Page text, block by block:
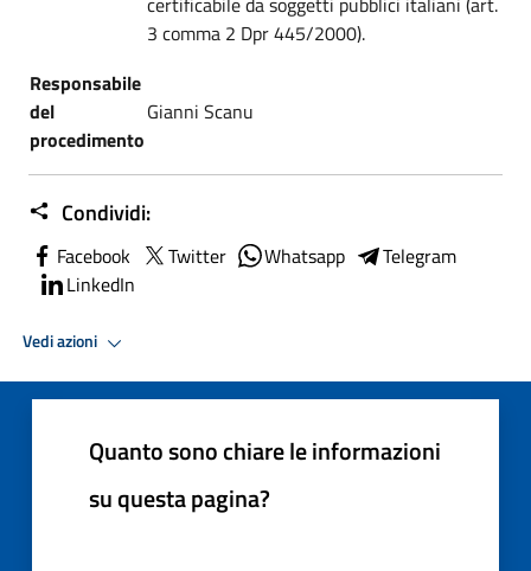
3 comma 2 Dpr 445/2000).
Responsabile
del
procedimento
Gianni Scanu
Condividi:
Facebook Twitter Whatsapp
Telegram
LinkedIn
Vedi azioni
Quanto sono chiare le informazioni
su questa pagina?